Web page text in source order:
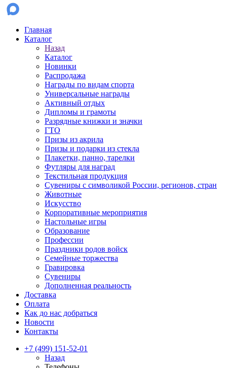
Главная
Каталог
Назад
Каталог
Новинки
Распродажа
Награды по видам спорта
Универсальные награды
Активный отдых
Дипломы и грамоты
Разрядные книжки и значки
ГТО
Призы из акрила
Призы и подарки из стекла
Плакетки, панно, тарелки
Футляры для наград
Текстильная продукция
Сувениры с символикой России, регионов, стран
Животные
Искусство
Корпоративные мероприятия
Настольные игры
Образование
Профессии
Праздники родов войск
Семейные торжества
Гравировка
Сувениры
Дополненная реальность
Доставка
Оплата
Как до нас добраться
Новости
Контакты
+7 (499) 151-52-01
Назад